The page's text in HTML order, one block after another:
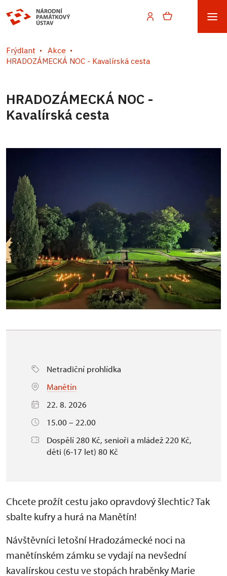
Frýdlant
Akce
HRADOZÁMECKÁ NOC - Kavalírská cesta
HRADOZÁMECKÁ NOC -
Kavalírská cesta
Netradiční prohlídka
Manětín
22. 8. 2026
15.00 – 22.00
Dospělí 280 Kč, senioři a mládež 220 Kč,
děti (6-17 let) 80 Kč
Chcete prožít cestu jako opravdový šlechtic? Tak
sbalte kufry a hurá na Manětín!
Návštěvníci letošní Hradozámecké noci na
manětínském zámku se vydají na nevšední
kavalírskou cestu ve stopách hraběnky Marie